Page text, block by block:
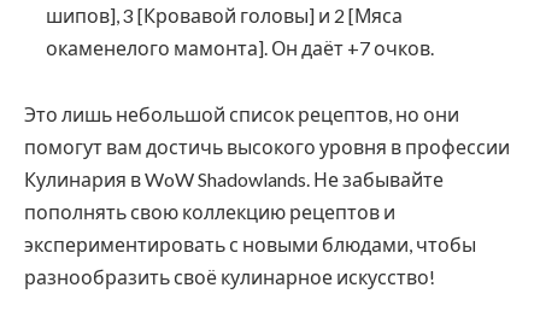
шипов], 3 [Кровавой головы] и 2 [Мяса
окаменелого мамонта]. Он даёт +7 очков.
Это лишь небольшой список рецептов, но они
помогут вам достичь высокого уровня в профессии
Кулинария в WoW Shadowlands. Не забывайте
пополнять свою коллекцию рецептов и
экспериментировать с новыми блюдами, чтобы
разнообразить своё кулинарное искусство!